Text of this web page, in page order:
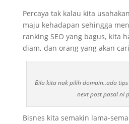
Percaya tak kalau kita
maju kehadapan sehingga
ranking SEO yang bagus, kita
diam, dan orang yang akan
Bila kita nak pilih domain..ada
next post pasal ni
Bisnes kita semakin lama-